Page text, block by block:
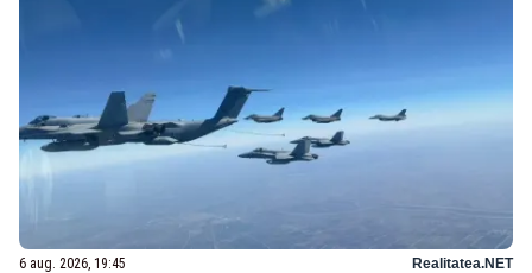
6 aug. 2026, 19:45 Realitatea.NET